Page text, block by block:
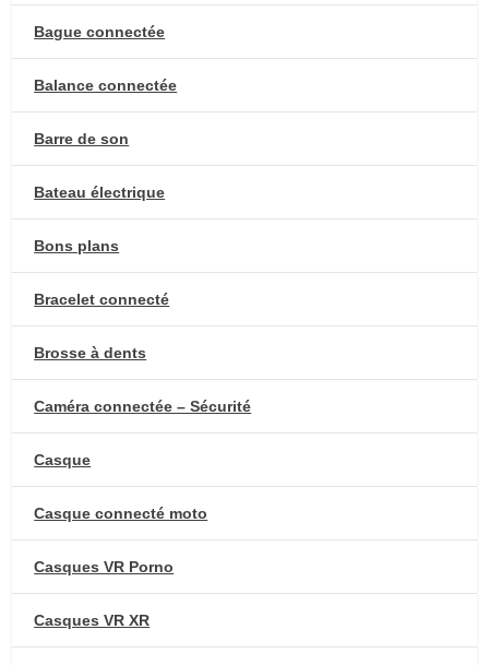
Bague connectée
Balance connectée
Barre de son
Bateau électrique
Bons plans
Bracelet connecté
Brosse à dents
Caméra connectée – Sécurité
Casque
Casque connecté moto
Casques VR Porno
Casques VR XR